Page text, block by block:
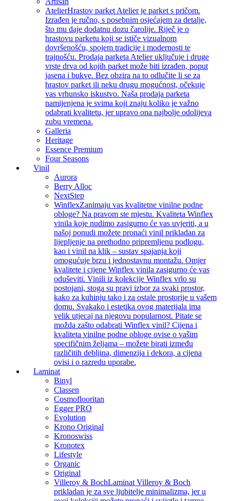
AtelierHrastov parket Atelier je parket s pričom.
Izrađen je ručno, s posebnim osjećajem za detalje,
što mu daje dodatnu dozu čarolije. Riječ je o
hrastovu parketu koji se ističe vizualnom
dovršenošću, spojem tradicije i modernosti te
trajnošću. Prodaja parketa Atelier uključuje i druge
vrste drva od kojih parket može biti izrađen, poput
jasena i bukve. Bez obzira na to odlučite li se za
hrastov parket ili neku drugu mogućnost, očekuje
vas vrhunsko iskustvo. Naša prodaja parketa
namijenjena je svima koji znaju koliko je važno
odabrati kvalitetu, jer upravo ona najbolje odolijeva
zubu vremena.
Galleria
Heritage
Essence Premium
Four Seasons
Vinil
Aurora
Berry Alloc
NextStep
WinflexZanimaju vas kvalitetne vinilne podne
obloge? Na pravom ste mjestu. Kvaliteta Winflex
vinila koje nudimo zasigurno će vas uvjeriti, a u
našoj ponudi možete pronaći vinil prikladan za
lijepljenje na prethodno pripremljenu podlogu,
kao i vinil na klik – sustav spajanja koji
omogućuje brzu i jednostavnu montažu. Omjer
kvalitete i cijene Winflex vinila zasigurno će vas
oduševiti. Vinili iz kolekcije Winflex vrlo su
postojani, stoga su pravi izbor za svaki prostor,
kako za kuhinju tako i za ostale prostorije u vašem
domu. Svakako i estetika ovog materijala ima
velik utjecaj na njegovu popularnost. Pitate se
možda zašto odabrati Winflex vinil? Cijena i
kvaliteta vinilne podne obloge ovise o vašim
specifičnim željama – možete birati između
različitih debljina, dimenzija i dekora, a cijena
ovisi i o razredu uporabe.
Laminat
Binyl
Classen
Cosmoflooritan
Egger PRO
Evolution
Krono Original
Kronoswiss
Kronotex
Lifestyle
Organic
Original
Villeroy & BochLaminat Villeroy & Boch
prikladan je za sve ljubitelje minimalizma, jer u